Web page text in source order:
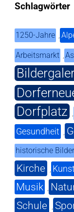
Schlagwörter
1250-Jahre ,
Arbeitsmarkt ,
Dorfplatz ,
Gesundheit ,
historische Bilder
Kirche ,
Musik ,
Schule ,